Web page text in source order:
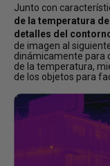
Junto con
de la temperatura
detalles del
de imagen al
dinámicamente para
de la temperatura,
de los objetos para